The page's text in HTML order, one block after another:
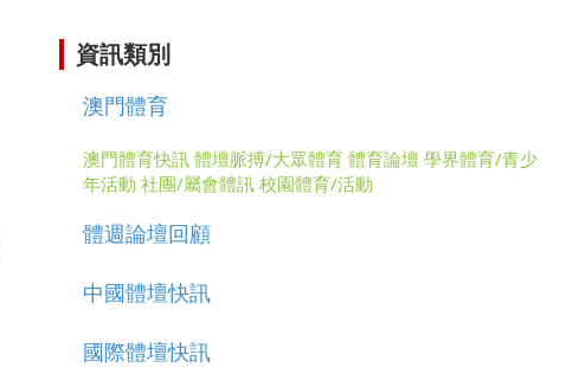
資訊類別
澳門體育
澳門體育快訊 體壇脈搏/大眾體育 體育論壇 學界體育/青少
年活動 社團/屬會體訊 校園體育/活動
體週論壇回顧
中國體壇快訊
國際體壇快訊